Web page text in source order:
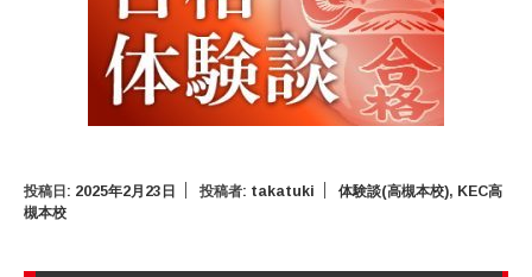
投稿日: 2025年2月23日 投稿者: takatuki 体験談(高槻本校), KEC高
槻本校